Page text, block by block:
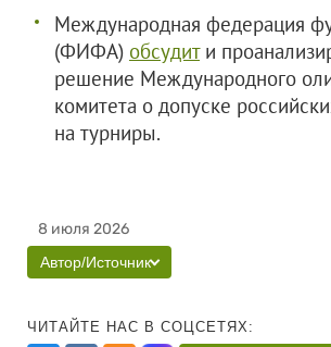
Международная федерация
(ФИФА) обсудити
решение Международного
комитета о допуске
на турниры.
8 июля 2026
Автор/Источник
ЧИТАЙТЕ НАС В СОЦСЕТЯХ: